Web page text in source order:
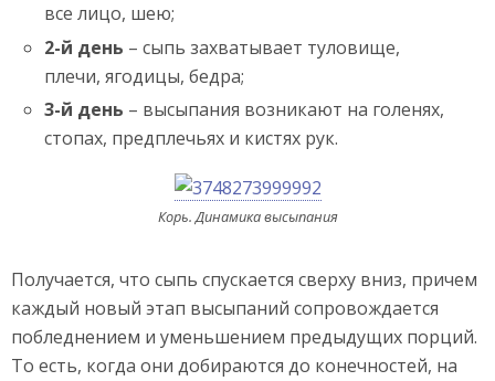
все лицо, шею;
2-й день – сыпь захватывает туловище,
плечи, ягодицы, бедра;
3-й день – высыпания возникают на голенях,
стопах, предплечьях и кистях рук.
Корь. Динамика высыпания
Получается, что сыпь спускается сверху вниз, причем
каждый новый этап высыпаний сопровождается
побледнением и уменьшением предыдущих порций.
То есть, когда они добираются до конечностей, на